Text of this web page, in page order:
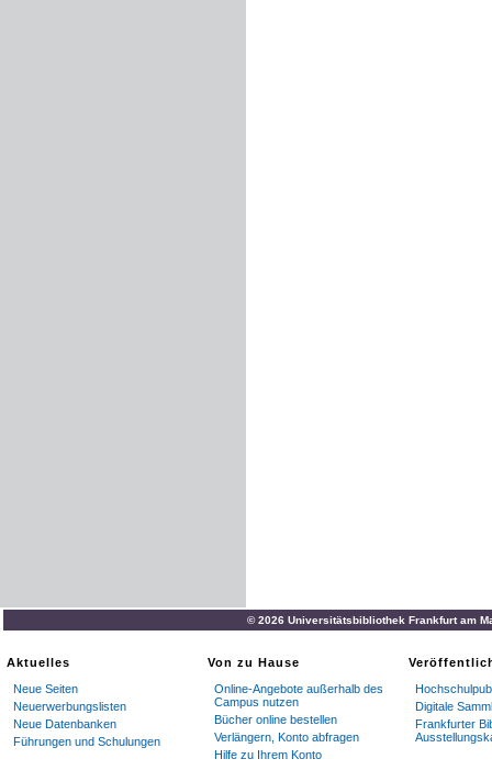
© 2026 Universitätsbibliothek Frankfurt am
Aktuelles
Neue Seiten
Neuerwerbungslisten
Neue Datenbanken
Führungen und Schulungen
Von zu Hause
Online-Angebote außerhalb des
Campus nutzen
Bücher online bestellen
Verlängern, Konto abfragen
Hilfe zu Ihrem Konto
Digitale
Frankfurter